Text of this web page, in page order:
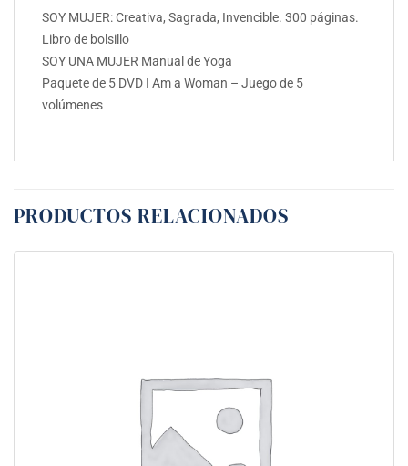
SOY MUJER: Creativa, Sagrada, Invencible. 300 páginas.
Libro de bolsillo
SOY UNA MUJER Manual de Yoga
Paquete de 5 DVD I Am a Woman – Juego de 5
volúmenes
PRODUCTOS RELACIONADOS